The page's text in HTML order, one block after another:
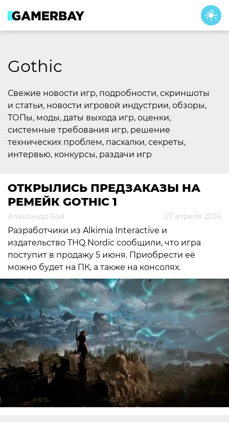
content
Gothic
Свежие новости игр, подробности, скриншоты
и статьи, новости игровой индустрии, обзоры,
ТОПы, моды, даты выхода игр, оценки,
системные требования игр, решение
технических проблем, пасхалки, секреты,
интервью, конкурсы, раздачи игр
ОТКРЫЛИСЬ ПРЕДЗАКАЗЫ НА
РЕМЕЙК GOTHIC 1
Александр Бэй 07 апреля 2026
Разработчики из Alkimia Interactive и
издательство THQ Nordic сообщили, что игра
поступит в продажу 5 июня. Приобрести её
можно будет на ПК, а также на консолях.